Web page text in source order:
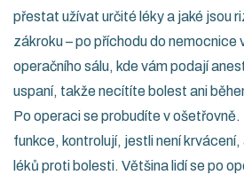
přestat užívat určité léky a jaké jsou
zákroku – po příchodu do nemocnice
operačního sálu, kde vám podají
uspaní, takže necítíte bolest ani
Po operaci se probudíte v ošetřovně.
funkce, kontrolují, jestli není
léků proti bolesti. Většina lidí se po